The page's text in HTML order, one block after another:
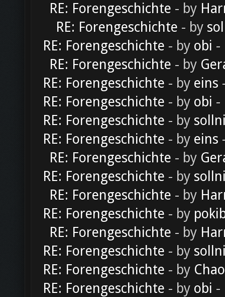
RE: Forengeschichte - by
RE: Forengeschichte - by
RE: Forengeschichte - by obi -
RE: Forengeschichte - by
RE: Forengeschichte - by eins
RE: Forengeschichte - by obi -
RE: Forengeschichte - by
RE: Forengeschichte - by eins
RE: Forengeschichte - by
RE: Forengeschichte - by
RE: Forengeschichte - by
RE: Forengeschichte - by
RE: Forengeschichte - by
RE: Forengeschichte - by
RE: Forengeschichte - by
RE: Forengeschichte - by obi -